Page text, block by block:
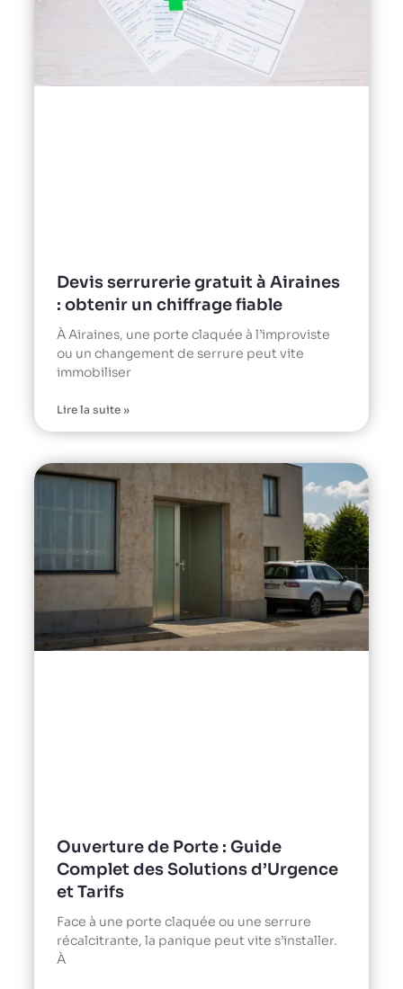
Devis serrurerie gratuit à Airaines
: obtenir un chiffrage fiable
À Airaines, une porte claquée à l’improviste
ou un changement de serrure peut vite
immobiliser
Lire la suite »
Ouverture de Porte : Guide
Complet des Solutions d’Urgence
et Tarifs
Face à une porte claquée ou une serrure
récalcitrante, la panique peut vite s’installer.
À